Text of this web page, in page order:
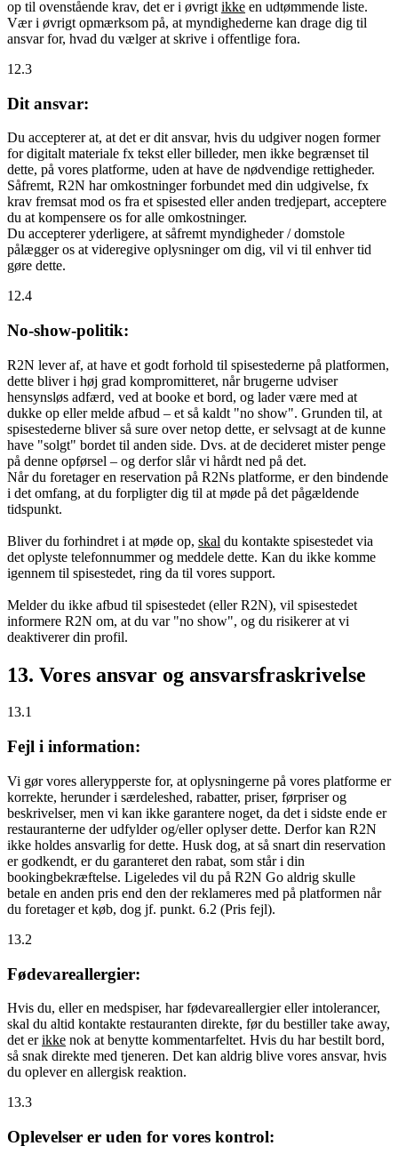
op til ovenstående krav, det er i øvrigt ikke en udtømmende liste.
Vær i øvrigt opmærksom på, at myndighederne kan drage dig til
ansvar for, hvad du vælger at skrive i offentlige fora.
12.3
Dit ansvar:
Du accepterer at, at det er dit ansvar, hvis du udgiver nogen former
for digitalt materiale fx tekst eller billeder, men ikke begrænset til
dette, på vores platforme, uden at have de nødvendige rettigheder.
Såfremt, R2N har omkostninger forbundet med din udgivelse, fx
krav fremsat mod os fra et spisested eller anden tredjepart, acceptere
du at kompensere os for alle omkostninger.
Du accepterer yderligere, at såfremt myndigheder / domstole
pålægger os at videregive oplysninger om dig, vil vi til enhver tid
gøre dette.
12.4
No-show-politik:
R2N lever af, at have et godt forhold til spisestederne på platformen,
dette bliver i høj grad kompromitteret, når brugerne udviser
hensynsløs adfærd, ved at booke et bord, og lader være med at
dukke op eller melde afbud – et så kaldt "no show". Grunden til, at
spisestederne bliver så sure over netop dette, er selvsagt at de kunne
have "solgt" bordet til anden side. Dvs. at de decideret mister penge
på denne opførsel – og derfor slår vi hårdt ned på det.
Når du foretager en reservation på R2Ns platforme, er den bindende
i det omfang, at du forpligter dig til at møde på det pågældende
tidspunkt.
Bliver du forhindret i at møde op, skal du kontakte spisestedet via
det oplyste telefonnummer og meddele dette. Kan du ikke komme
igennem til spisestedet, ring da til vores support.
Melder du ikke afbud til spisestedet (eller R2N), vil spisestedet
informere R2N om, at du var "no show", og du risikerer at vi
deaktiverer din profil.
13. Vores ansvar og ansvarsfraskrivelse
13.1
Fejl i information:
Vi gør vores allerypperste for, at oplysningerne på vores platforme er
korrekte, herunder i særdeleshed, rabatter, priser, førpriser og
beskrivelser, men vi kan ikke garantere noget, da det i sidste ende er
restauranterne der udfylder og/eller oplyser dette. Derfor kan R2N
ikke holdes ansvarlig for dette. Husk dog, at så snart din reservation
er godkendt, er du garanteret den rabat, som står i din
bookingbekræftelse. Ligeledes vil du på R2N Go aldrig skulle
betale en anden pris end den der reklameres med på platformen når
du foretager et køb, dog jf. punkt. 6.2 (Pris fejl).
13.2
Fødevareallergier:
Hvis du, eller en medspiser, har fødevareallergier eller intolerancer,
skal du altid kontakte restauranten direkte, før du bestiller take away,
det erikke nok at benytte kommentarfeltet. Hvis du har bestilt bord,
så snak direkte med tjeneren. Det kan aldrig blive vores ansvar, hvis
du oplever en allergisk reaktion.
13.3
Oplevelser er uden for vores kontrol: